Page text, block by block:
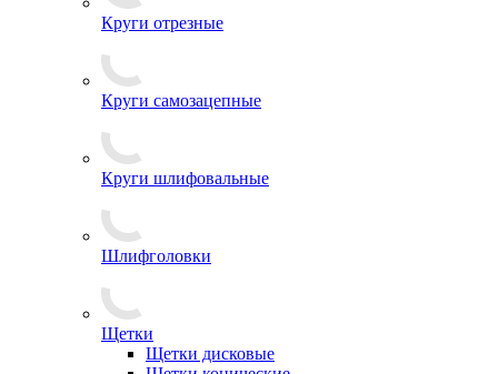
Круги отрезные
Круги самозацепные
Круги шлифовальные
Шлифголовки
Щетки
Щетки дисковые